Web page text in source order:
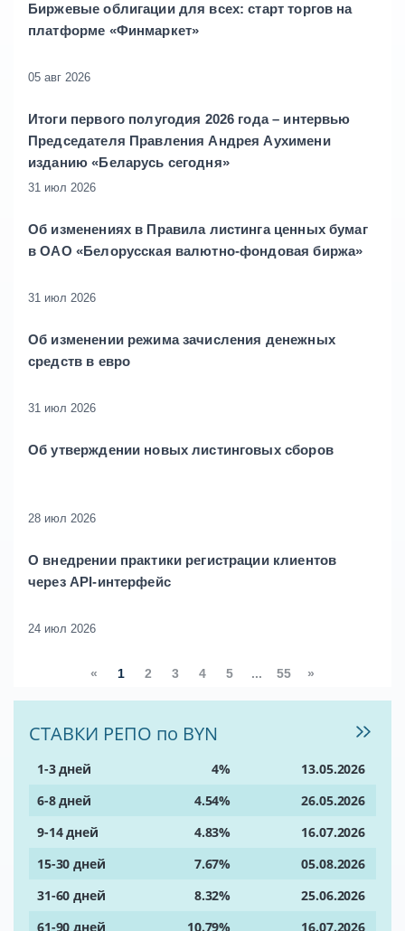
Биржевые облигации для всех: старт торгов на
платформе «Финмаркет»
05 авг 2026
Итоги первого полугодия 2026 года – интервью
Председателя Правления Андрея Аухимени
изданию «Беларусь сегодня»
31 июл 2026
Об изменениях в Правила листинга ценных бумаг
в ОАО «Белорусская валютно-фондовая биржа»
31 июл 2026
Об изменении режима зачисления денежных
средств в евро
31 июл 2026
Об утверждении новых листинговых сборов
28 июл 2026
О внедрении практики регистрации клиентов
через API-интерфейс
24 июл 2026
« 1 2 3 4 5 ... 55 »
СТАВКИ РЕПО по BYN
1-3 дней 4%
13.05.2026
6-8 дней
4.54%
26.05.2026
9-14 дней
4.83%
16.07.2026
15-30 дней
7.67%
05.08.2026
31-60 дней
8.32%
25.06.2026
61-90 дней
10.79% 16.07.2026